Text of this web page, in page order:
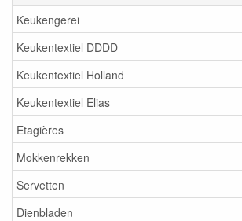
Keukengerei
Keukentextiel DDDD
Keukentextiel Holland
Keukentextiel Elias
Etagières
Mokkenrekken
Servetten
Dienbladen